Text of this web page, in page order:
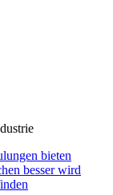
bieten
besser wird